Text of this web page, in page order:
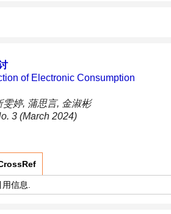
of Electronic Consumption
雯婷, 蒲思言, 金淑彬
3 (March 2024)
信息.